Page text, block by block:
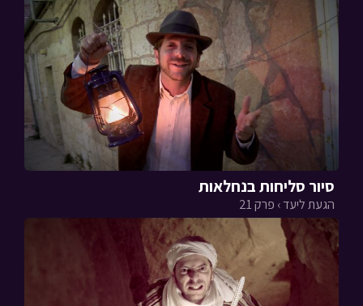
סיור סליחות בנחלאות
הגעת ליעד › פרק 21